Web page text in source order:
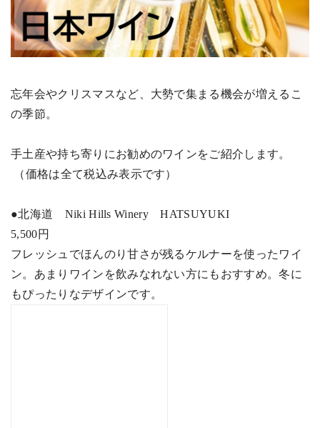
忘年会やクリスマスなど、大勢で集まる機会が増えるこ
の季節。
手土産や持ち寄りにお勧めのワインをご紹介します。
（価格は全て税込み表示です）
●北海道 Niki Hills Winery
HATSUYUKI
5,500円
フレッシュでほんのり甘さが残るケルナーを使ったワイ
ン。あまりワインを飲みなれない方にもおすすめ。冬に
もぴったりなデザインです。